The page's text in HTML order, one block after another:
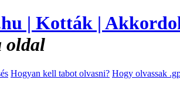
oldal
Hogyan kell tabot olvasni? Hogy olvassak